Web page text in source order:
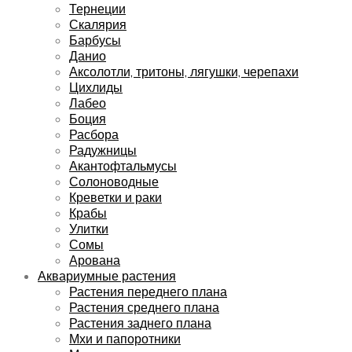
Тернеции
Скалярия
Барбусы
Данио
Аксолотли, тритоны, лягушки, черепахи
Цихлиды
Лабео
Боция
Расбора
Радужницы
Акантофтальмусы
Солоноводные
Креветки и раки
Крабы
Улитки
Сомы
Арована
Аквариумные растения
Растения переднего плана
Растения среднего плана
Растения заднего плана
Мхи и папоротники